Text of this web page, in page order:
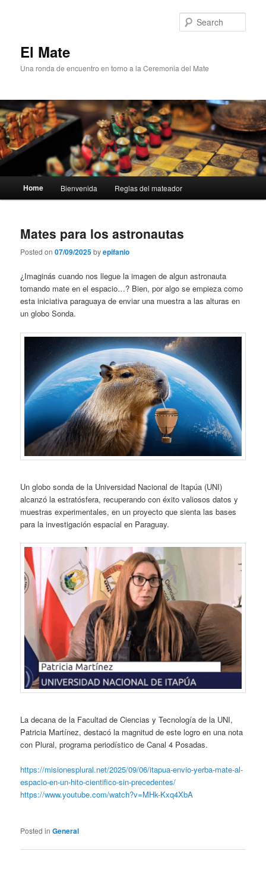
El Mate
Una ronda de encuentro en torno a la Ceremonia del Mate
Home Bienvenida Reglas del mateador
Mates para los astronautas
Posted on07/09/2025byepifanio
¿Imaginás cuando nos llegue la imagen de algun astronauta
tomando mate en el espacio…? Bien, por algo se empieza como
esta iniciativa paraguaya de enviar una muestra a las alturas en
un globo Sonda.
Un globo sonda de la Universidad Nacional de Itapúa (UNI)
alcanzó la estratósfera, recuperando con éxito valiosos datos y
muestras experimentales, en un proyecto que sienta las bases
para la investigación espacial en Paraguay.
La decana de la Facultad de Ciencias y Tecnología de la UNI,
Patricia Martínez, destacó la magnitud de este logro en una nota
con Plural, programa periodístico de Canal 4 Posadas.
https://misionesplural.net/2025/09/06/itapua-envio-yerba-mate-al-
espacio-en-un-hito-cientifico-sin-precedentes/
https://www.youtube.com/watch?v=MHk-Kxq4XbA
Posted in General